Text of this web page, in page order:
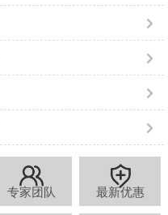
专家团队 最新优惠